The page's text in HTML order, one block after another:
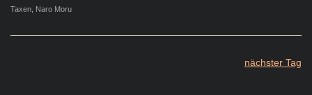
Taxen, Naro Moru
nächster Tag